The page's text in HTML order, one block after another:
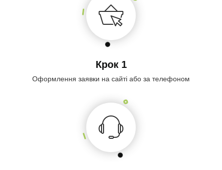
Крок 1
Оформлення заявки на сайті або за телефоном